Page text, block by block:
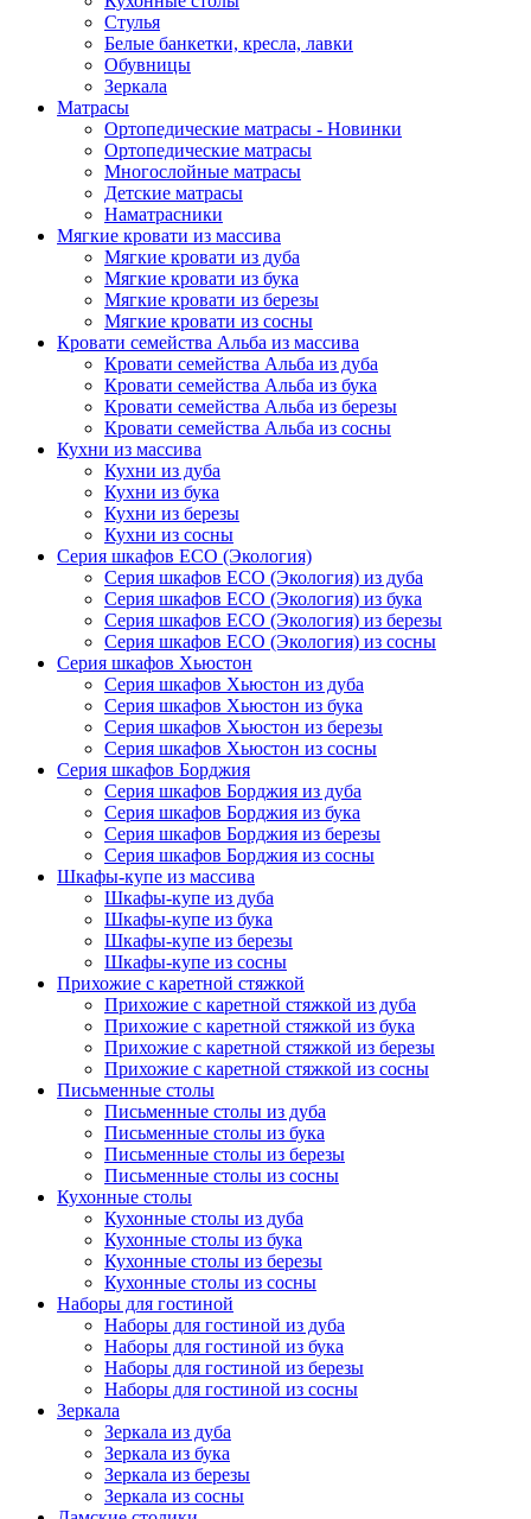
Стулья
Белые банкетки, кресла, лавки
Обувницы
Зеркала
Матрасы
Ортопедические матрасы - Новинки
Ортопедические матрасы
Многослойные матрасы
Детские матрасы
Наматрасники
Мягкие кровати из массива
Мягкие кровати из дуба
Мягкие кровати из бука
Мягкие кровати из березы
Мягкие кровати из сосны
Кровати семейства Альба из массива
Кровати семейства Альба из дуба
Кровати семейства Альба из бука
Кровати семейства Альба из березы
Кровати семейства Альба из сосны
Кухни из массива
Кухни из дуба
Кухни из бука
Кухни из березы
Кухни из сосны
Серия шкафов ECO (Экология)
Серия шкафов ECO (Экология) из дуба
Серия шкафов ECO (Экология) из бука
Серия шкафов ECO (Экология) из березы
Серия шкафов ECO (Экология) из сосны
Серия шкафов Хьюстон
Серия шкафов Хьюстон из дуба
Серия шкафов Хьюстон из бука
Серия шкафов Хьюстон из березы
Серия шкафов Хьюстон из сосны
Серия шкафов Борджия
Серия шкафов Борджия из дуба
Серия шкафов Борджия из бука
Серия шкафов Борджия из березы
Серия шкафов Борджия из сосны
Шкафы-купе из массива
Шкафы-купе из дуба
Шкафы-купе из бука
Шкафы-купе из березы
Шкафы-купе из сосны
Прихожие с каретной стяжкой
Прихожие с каретной стяжкой из дуба
Прихожие с каретной стяжкой из бука
Прихожие с каретной стяжкой из березы
Прихожие с каретной стяжкой из сосны
Письменные столы
Письменные столы из дуба
Письменные столы из бука
Письменные столы из березы
Письменные столы из сосны
Кухонные столы
Кухонные столы из дуба
Кухонные столы из бука
Кухонные столы из березы
Кухонные столы из сосны
Наборы для гостиной
Наборы для гостиной из дуба
Наборы для гостиной из бука
Наборы для гостиной из березы
Наборы для гостиной из сосны
Зеркала
Зеркала из дуба
Зеркала из бука
Зеркала из березы
Зеркала из сосны